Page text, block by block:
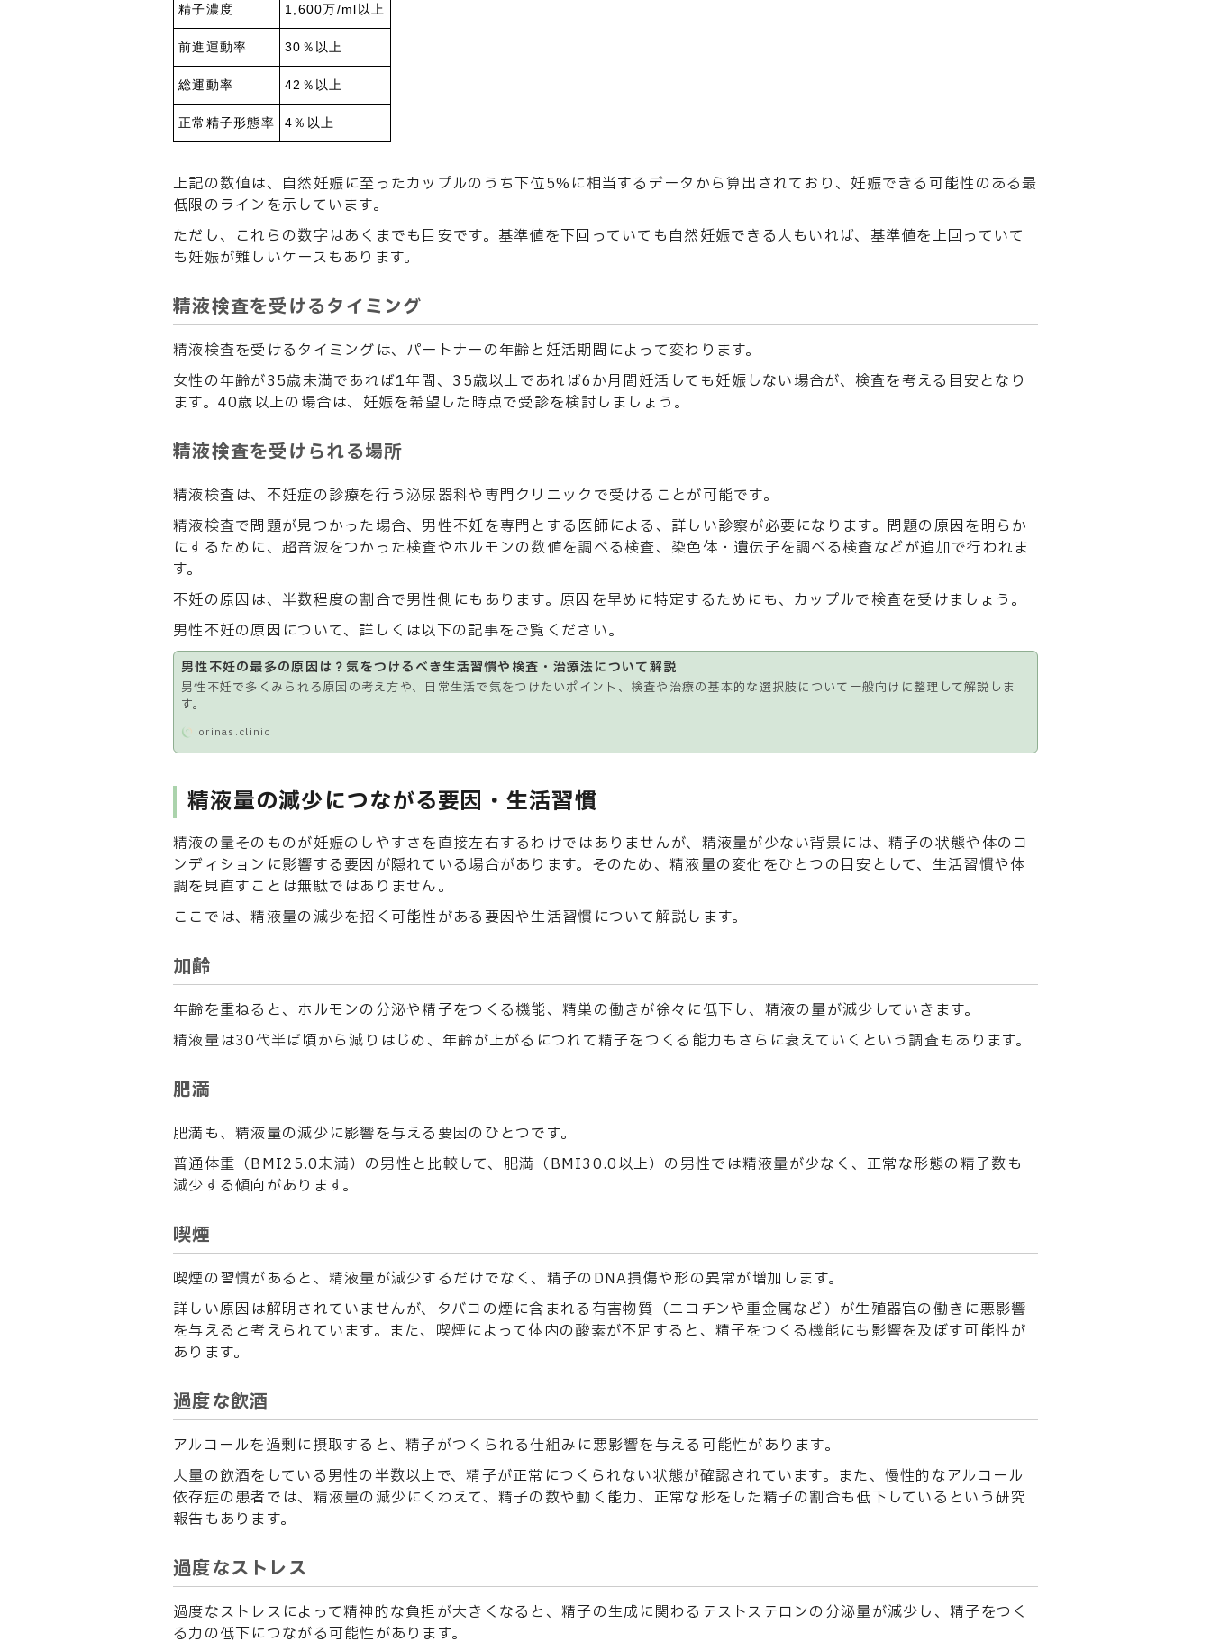
精子濃度 1,600万/ml以上
前進運動率 30％以上
総運動率 42％以上
正常精子形態率 4％以上
上記の数値は、自然妊娠に至ったカップルのうち下位5%に相当するデータから算出されており、妊娠できる可能性のある最
低限のラインを示しています。
ただし、これらの数字はあくまでも目安です。基準値を下回っていても自然妊娠できる人もいれば、基準値を上回っていて
も妊娠が難しいケースもあります。
精液検査を受けるタイミング
精液検査を受けるタイミングは、パートナーの年齢と妊活期間によって変わります。
女性の年齢が35歳未満であれば1年間、35歳以上であれば6か月間妊活しても妊娠しない場合が、検査を考える目安となり
ます。40歳以上の場合は、妊娠を希望した時点で受診を検討しましょう。
精液検査を受けられる場所
精液検査は、不妊症の診療を行う泌尿器科や専門クリニックで受けることが可能です。
精液検査で問題が見つかった場合、男性不妊を専門とする医師による、詳しい診察が必要になります。問題の原因を明らか
にするために、超音波をつかった検査やホルモンの数値を調べる検査、染色体・遺伝子を調べる検査などが追加で行われま
す。
不妊の原因は、半数程度の割合で男性側にもあります。原因を早めに特定するためにも、カップルで検査を受けましょう。
男性不妊の原因について、詳しくは以下の記事をご覧ください。
男性不妊の最多の原因は？気をつけるべき生活習慣や検査・治療法について解説
男性不妊で多くみられる原因の考え方や、日常生活で気をつけたいポイント、検査や治療の基本的な選択肢について一般向けに整理して解説しま
す。
orinas.clinic
精液量の減少につながる要因・生活習慣
精液の量そのものが妊娠のしやすさを直接左右するわけではありませんが、精液量が少ない背景には、精子の状態や体のコ
ンディションに影響する要因が隠れている場合があります。そのため、精液量の変化をひとつの目安として、生活習慣や体
調を見直すことは無駄ではありません。
ここでは、精液量の減少を招く可能性がある要因や生活習慣について解説します。
加齢
年齢を重ねると、ホルモンの分泌や精子をつくる機能、精巣の働きが徐々に低下し、精液の量が減少していきます。
精液量は30代半ば頃から減りはじめ、年齢が上がるにつれて精子をつくる能力もさらに衰えていくという調査もあります。
肥満
肥満も、精液量の減少に影響を与える要因のひとつです。
普通体重（BMI25.0未満）の男性と比較して、肥満（BMI30.0以上）の男性では精液量が少なく、正常な形態の精子数も
減少する傾向があります。
喫煙
喫煙の習慣があると、精液量が減少するだけでなく、精子のDNA損傷や形の異常が増加します。
詳しい原因は解明されていませんが、タバコの煙に含まれる有害物質（ニコチンや重金属など）が生殖器官の働きに悪影響
を与えると考えられています。また、喫煙によって体内の酸素が不足すると、精子をつくる機能にも影響を及ぼす可能性が
あります。
過度な飲酒
アルコールを過剰に摂取すると、精子がつくられる仕組みに悪影響を与える可能性があります。
大量の飲酒をしている男性の半数以上で、精子が正常につくられない状態が確認されています。また、慢性的なアルコール
依存症の患者では、精液量の減少にくわえて、精子の数や動く能力、正常な形をした精子の割合も低下しているという研究
報告もあります。
過度なストレス
過度なストレスによって精神的な負担が大きくなると、精子の生成に関わるテストステロンの分泌量が減少し、精子をつく
る力の低下につながる可能性があります。